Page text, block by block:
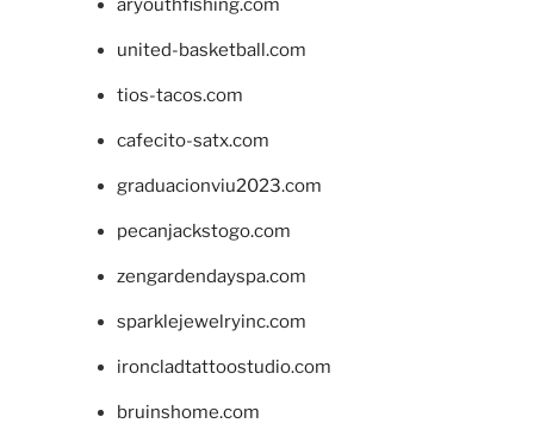
aryouthfishing.com
united-basketball.com
tios-tacos.com
cafecito-satx.com
graduacionviu2023.com
pecanjackstogo.com
zengardendayspa.com
sparklejewelryinc.com
ironcladtattoostudio.com
bruinshome.com